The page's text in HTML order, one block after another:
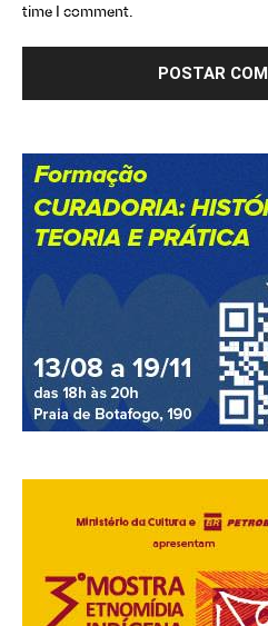
time I comment.